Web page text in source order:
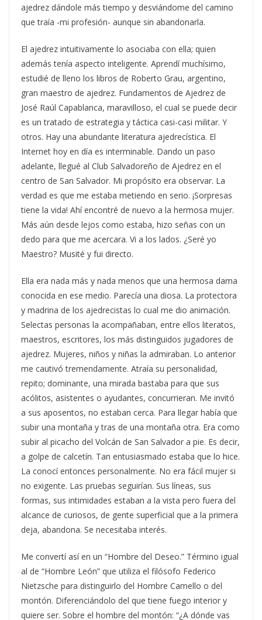
ajedrez dándole más tiempo y desviándome del camino
que traía -mi profesión- aunque sin abandonarla.
El ajedrez intuitivamente lo asociaba con ella; quien
además tenía aspecto inteligente. Aprendí muchísimo,
estudié de lleno los libros de Roberto Grau, argentino,
gran maestro de ajedrez. Fundamentos de Ajedrez de
José Raúl Capablanca, maravilloso, el cual se puede decir
es un tratado de estrategia y táctica casi-casi militar. Y
otros. Hay una abundante literatura ajedrecística. El
Internet hoy en día es interminable. Dando un paso
adelante, llegué al Club Salvadoreño de Ajedrez en el
centro de San Salvador. Mi propósito era observar. La
verdad es que me estaba metiendo en serio. ¡Sorpresas
tiene la vida! Ahí encontré de nuevo a la hermosa mujer.
Más aún desde lejos como estaba, hizo señas con un
dedo para que me acercara. Vi a los lados. ¿Seré yo
Maestro? Musité y fui directo.
Ella era nada más y nada menos que una hermosa dama
conocida en ese medio. Parecía una diosa. La protectora
y madrina de los ajedrecistas lo cual me dio animación.
Selectas personas la acompañaban, entre ellos literatos,
maestros, escritores, los más distinguidos jugadores de
ajedrez. Mujeres, niños y niñas la admiraban. Lo anterior
me cautivó tremendamente. Atraía su personalidad,
repito; dominante, una mirada bastaba para que sus
acólitos, asistentes o ayudantes, concurrieran. Me invitó
a sus aposentos, no estaban cerca. Para llegar había que
subir una montaña y tras de una montaña otra. Era como
subir al picacho del Volcán de San Salvador a pie. Es decir,
a golpe de calcetín. Tan entusiasmado estaba que lo hice.
La conocí entonces personalmente. No era fácil mujer si
no exigente. Las pruebas seguirían. Sus líneas, sus
formas, sus intimidades estaban a la vista pero fuera del
alcance de curiosos, de gente superficial que a la primera
deja, abandona. Se necesitaba interés.
Me convertí así en un “Hombre del Deseo.” Término igual
al de “Hombre León” que utiliza el filósofo Federico
Nietzsche para distinguirlo del Hombre Camello o del
montón. Diferenciándolo del que tiene fuego interior y
quiere ser. Sobre el hombre del montón: “¿A dónde vas